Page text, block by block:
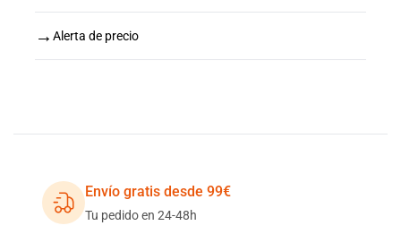
→ Alerta de precio
Envío gratis desde 99€
Tu pedido en 24-48h